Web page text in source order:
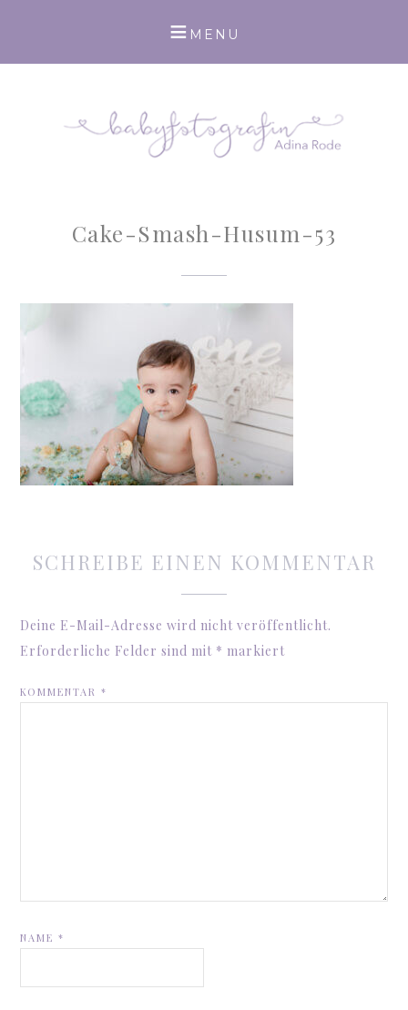
Cake-Smash-Husum-53
SCHREIBE EINEN KOMMENTAR
Deine E-Mail-Adresse wird nicht veröffentlicht.
Erforderliche Felder sind mit * markiert
KOMMENTAR*
NAME*